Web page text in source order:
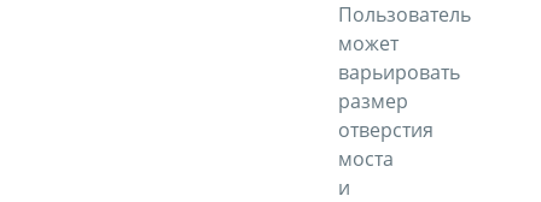
Пользователь
может
варьировать
размер
отверстия
моста
и